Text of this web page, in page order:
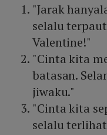
"Jarak
selalu
Valentine!"
"Cinta kita
batasan.
jiwaku."
"Cinta kita
selalu